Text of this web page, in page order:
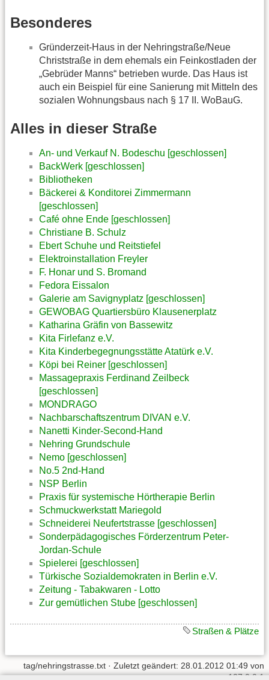
Besonderes
Gründerzeit-Haus in der Nehringstraße/Neue
Christstraße in dem ehemals ein Feinkostladen der
„Gebrüder Manns“ betrieben wurde. Das Haus ist
auch ein Beispiel für eine Sanierung mit Mitteln des
sozialen Wohnungsbaus nach § 17 II. WoBauG.
Alles in dieser Straße
An- und Verkauf N. Bodeschu [geschlossen]
BackWerk [geschlossen]
Bibliotheken
Bäckerei & Konditorei Zimmermann
[geschlossen]
Café ohne Ende [geschlossen]
Christiane B. Schulz
Ebert Schuhe und Reitstiefel
Elektroinstallation Freyler
F. Honar und S. Bromand
Fedora Eissalon
Galerie am Savignyplatz [geschlossen]
GEWOBAG Quartiersbüro Klausenerplatz
Katharina Gräfin von Bassewitz
Kita Firlefanz e.V.
Kita Kinderbegegnungsstätte Atatürk e.V.
Köpi bei Reiner [geschlossen]
Massagepraxis Ferdinand Zeilbeck
[geschlossen]
MONDRAGO
Nachbarschaftszentrum DIVAN e.V.
Nanetti Kinder-Second-Hand
Nehring Grundschule
Nemo [geschlossen]
No.5 2nd-Hand
NSP Berlin
Praxis für systemische Hörtherapie Berlin
Schmuckwerkstatt Mariegold
Schneiderei Neufertstrasse [geschlossen]
Sonderpädagogisches Förderzentrum Peter-
Jordan-Schule
Spielerei [geschlossen]
Türkische Sozialdemokraten in Berlin e.V.
Zeitung - Tabakwaren - Lotto
Zur gemütlichen Stube [geschlossen]
Straßen & Plätze
tag/nehringstrasse.txt · Zuletzt geändert: 28.01.2012 01:49 von
127.0.0.1